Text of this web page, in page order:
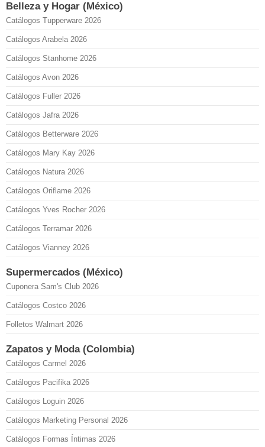
Belleza y Hogar (México)
Catálogos Tupperware 2026
Catálogos Arabela 2026
Catálogos Stanhome 2026
Catálogos Avon 2026
Catálogos Fuller 2026
Catálogos Jafra 2026
Catálogos Betterware 2026
Catálogos Mary Kay 2026
Catálogos Natura 2026
Catálogos Oriflame 2026
Catálogos Yves Rocher 2026
Catálogos Terramar 2026
Catálogos Vianney 2026
Supermercados (México)
Cuponera Sam's Club 2026
Catálogos Costco 2026
Folletos Walmart 2026
Zapatos y Moda (Colombia)
Catálogos Carmel 2026
Catálogos Pacifika 2026
Catálogos Loguin 2026
Catálogos Marketing Personal 2026
Catálogos Formas Íntimas 2026